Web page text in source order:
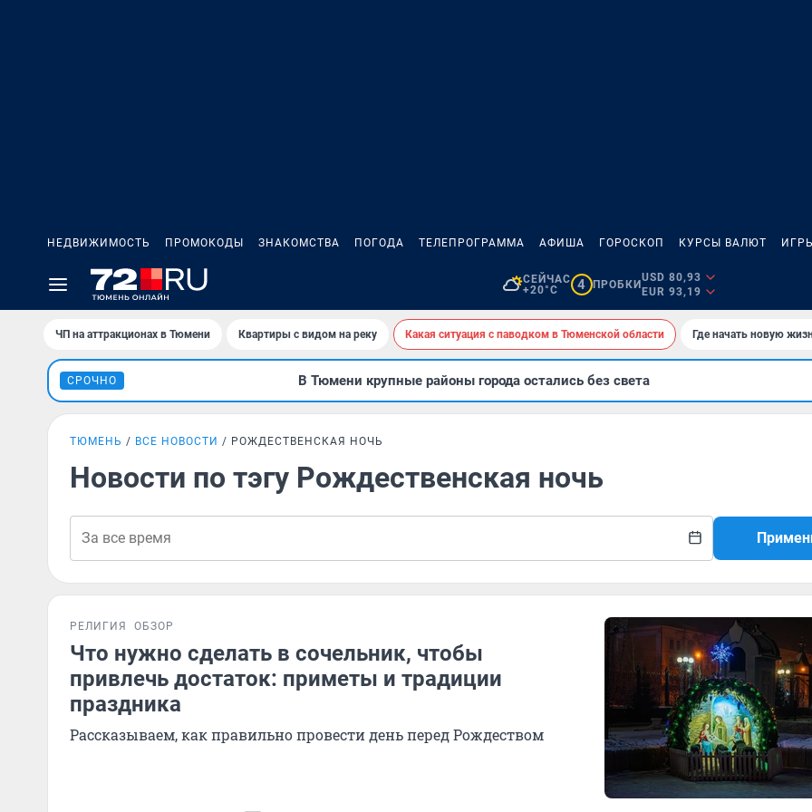
НЕДВИЖИМОСТЬ ПРОМОКОДЫ ЗНАКОМСТВА ПОГОДА ТЕЛЕПРОГРАММА АФИША ГОРОСКОП КУРСЫ ВАЛЮТ
СЕЙЧАС
+20°C
4 ПРОБКИ
USD 80,93
EUR 93,19
ЧП на аттракционах в Тюмени Квартиры с видом на реку Какая ситуация с паводком в Тюменской области Где начать новую
СРОЧНО В Тюмени крупные районы города остались без света
ТЮМЕНЬ ВСЕ НОВОСТИ РОЖДЕСТВЕНСКАЯ НОЧЬ
Новости по тэгу Рождественская ночь
РЕЛИГИЯ ОБЗОР
Что нужно сделать в сочельник, чтобы
привлечь достаток: приметы и традиции
праздника
Рассказываем, как правильно провести день перед Рождеством